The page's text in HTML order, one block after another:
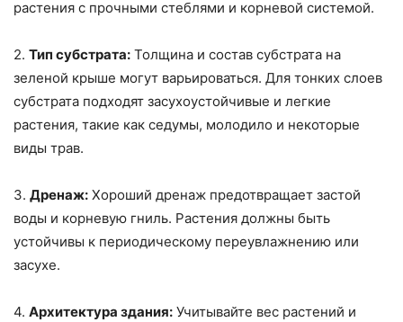
растения с прочными стеблями и корневой системой.
2. Тип субстрата: Толщина и состав субстрата на
зеленой крыше могут варьироваться. Для тонких слоев
субстрата подходят засухоустойчивые и легкие
растения, такие как седумы, молодило и некоторые
виды трав.
3. Дренаж: Хороший дренаж предотвращает застой
воды и корневую гниль. Растения должны быть
устойчивы к периодическому переувлажнению или
засухе.
4. Архитектура здания: Учитывайте вес растений и